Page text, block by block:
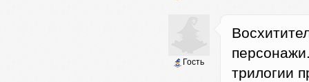
Гость
трилогии